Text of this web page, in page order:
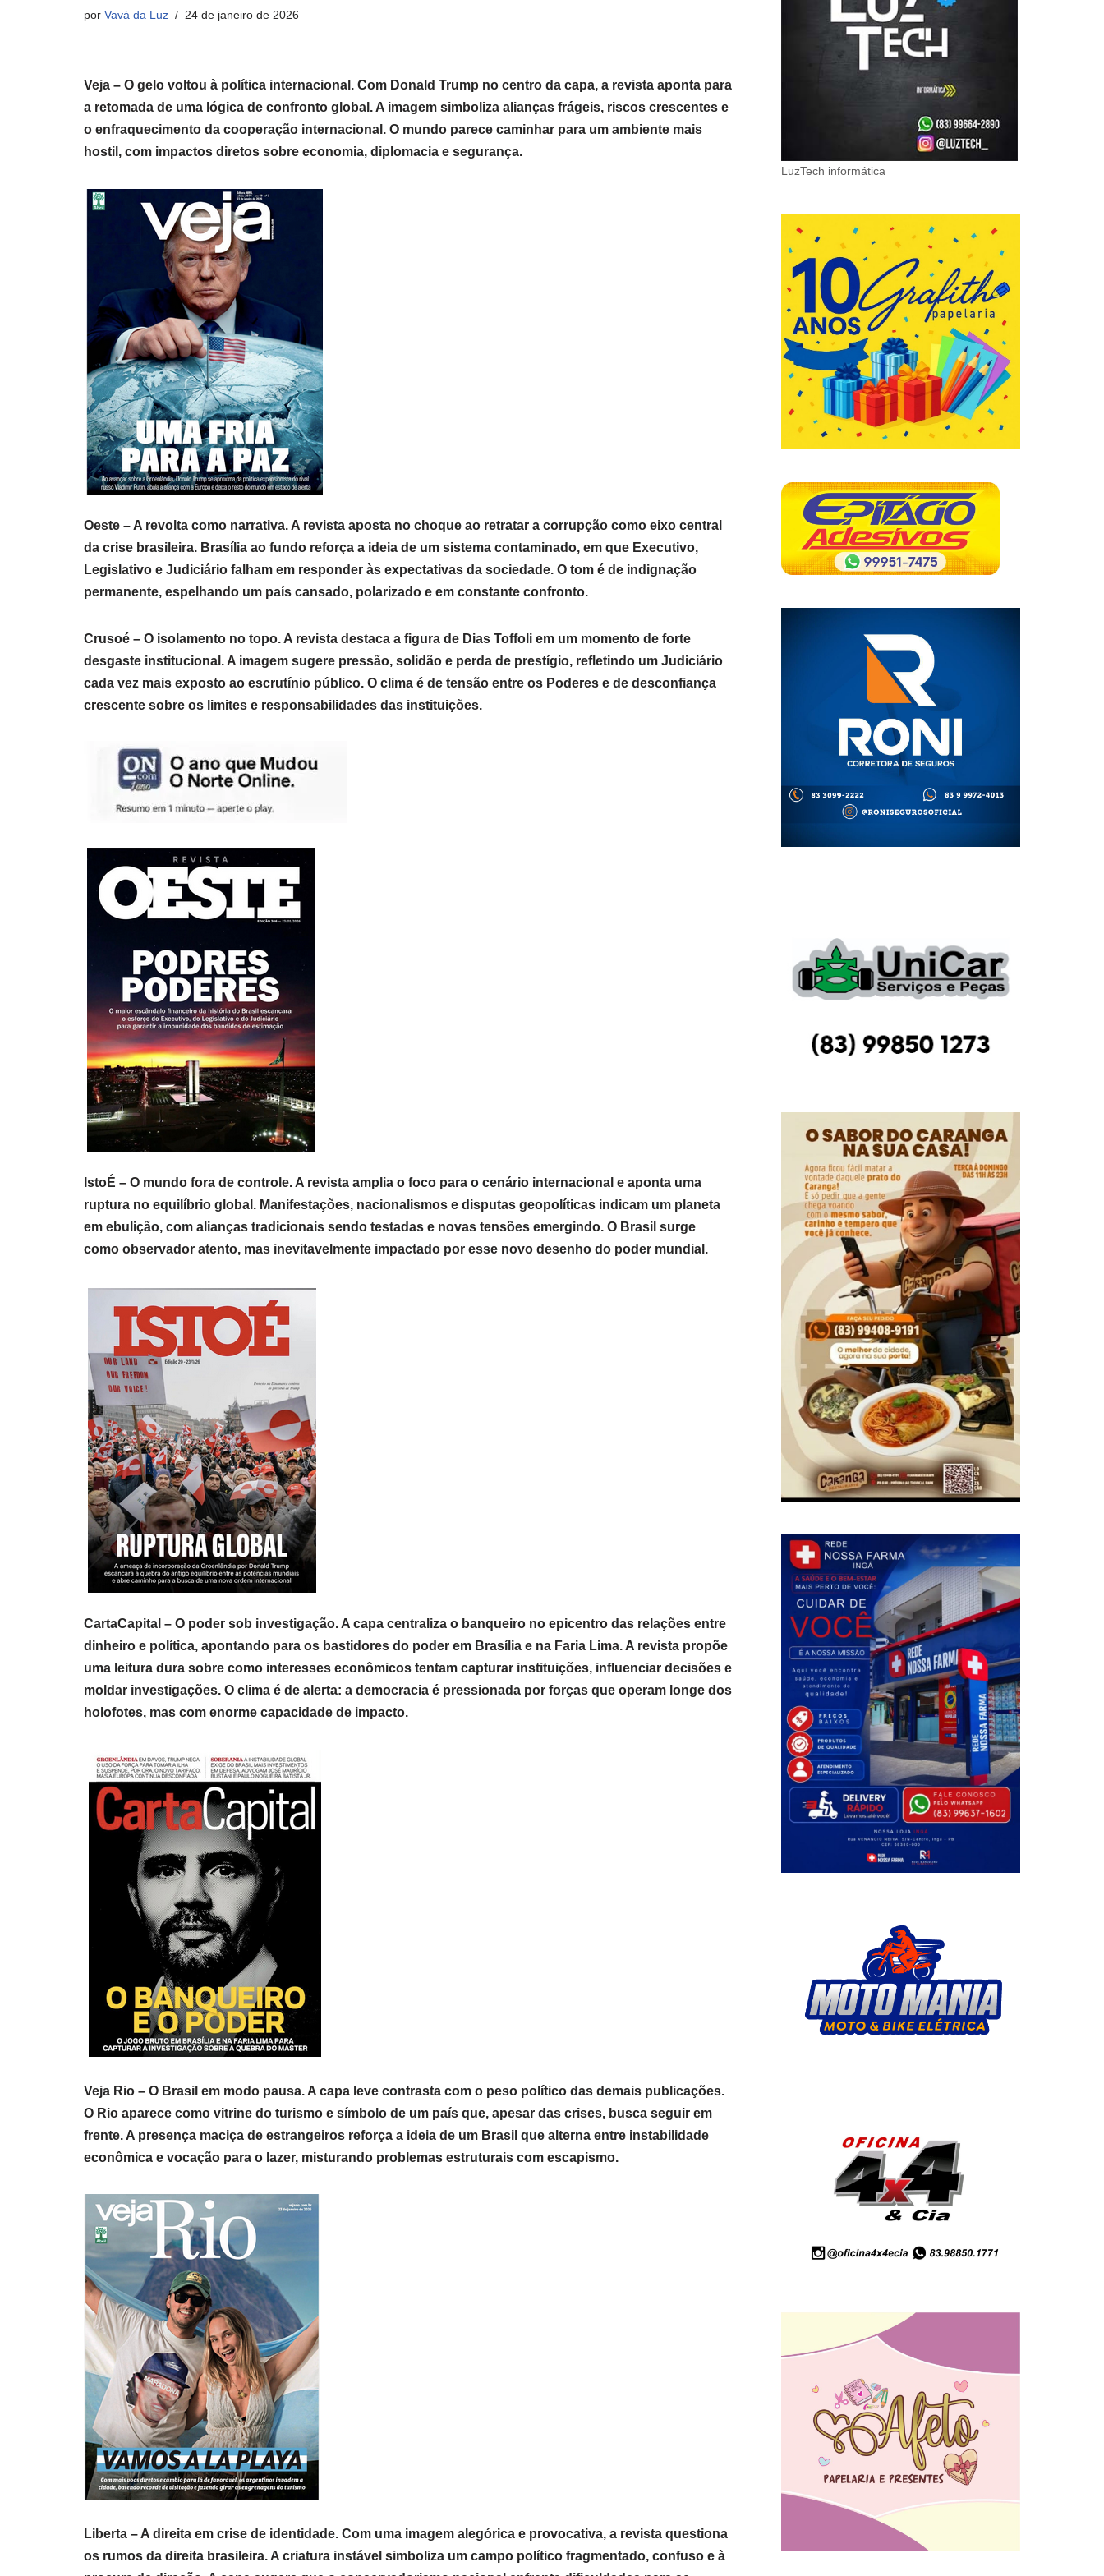
por Vavá da Luz 24 de janeiro de 2026
Veja – O gelo voltou à política internacional. Com Donald Trump no centro da capa, a revista aponta para
a retomada de uma lógica de confronto global. A imagem simboliza alianças frágeis, riscos crescentes e
o enfraquecimento da cooperação internacional. O mundo parece caminhar para um ambiente mais
hostil, com impactos diretos sobre economia, diplomacia e segurança.
Oeste – A revolta como narrativa. A revista aposta no choque ao retratar a corrupção como eixo central
da crise brasileira. Brasília ao fundo reforça a ideia de um sistema contaminado, em que Executivo,
Legislativo e Judiciário falham em responder às expectativas da sociedade. O tom é de indignação
permanente, espelhando um país cansado, polarizado e em constante confronto.
Crusoé – O isolamento no topo. A revista destaca a figura de Dias Toffoli em um momento de forte
desgaste institucional. A imagem sugere pressão, solidão e perda de prestígio, refletindo um Judiciário
cada vez mais exposto ao escrutínio público. O clima é de tensão entre os Poderes e de desconfiança
crescente sobre os limites e responsabilidades das instituições.
IstoÉ – O mundo fora de controle. A revista amplia o foco para o cenário internacional e aponta uma
ruptura no equilíbrio global. Manifestações, nacionalismos e disputas geopolíticas indicam um planeta
em ebulição, com alianças tradicionais sendo testadas e novas tensões emergindo. O Brasil surge
como observador atento, mas inevitavelmente impactado por esse novo desenho do poder mundial.
CartaCapital – O poder sob investigação. A capa centraliza o banqueiro no epicentro das relações entre
dinheiro e política, apontando para os bastidores do poder em Brasília e na Faria Lima. A revista propõe
uma leitura dura sobre como interesses econômicos tentam capturar instituições, influenciar decisões e
moldar investigações. O clima é de alerta: a democracia é pressionada por forças que operam longe dos
holofotes, mas com enorme capacidade de impacto.
Veja Rio – O Brasil em modo pausa. A capa leve contrasta com o peso político das demais publicações.
O Rio aparece como vitrine do turismo e símbolo de um país que, apesar das crises, busca seguir em
frente. A presença maciça de estrangeiros reforça a ideia de um Brasil que alterna entre instabilidade
econômica e vocação para o lazer, misturando problemas estruturais com escapismo.
Liberta – A direita em crise de identidade. Com uma imagem alegórica e provocativa, a revista questiona
os rumos da direita brasileira. A criatura instável simboliza um campo político fragmentado, confuso e à
LuzTech informática